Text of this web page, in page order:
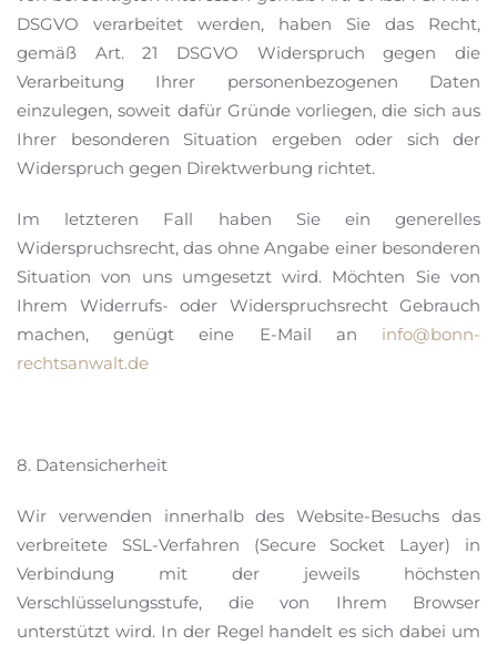
DSGVO verarbeitet werden, haben Sie das Recht,
gemäß Art. 21 DSGVO Widerspruch gegen die
Verarbeitung Ihrer personenbezogenen Daten
einzulegen, soweit dafür Gründe vorliegen, die sich aus
Ihrer besonderen Situation ergeben oder sich der
Widerspruch gegen Direktwerbung richtet.
Im letzteren Fall haben Sie ein generelles
Widerspruchsrecht, das ohne Angabe einer besonderen
Situation von uns umgesetzt wird. Möchten Sie von
Ihrem Widerrufs- oder Widerspruchsrecht Gebrauch
machen, genügt eine E-Mail an info@bonn-
rechtsanwalt.de
8. Datensicherheit
Wir verwenden innerhalb des Website-Besuchs das
verbreitete SSL-Verfahren (Secure Socket Layer) in
Verbindung mit der jeweils höchsten
Verschlüsselungsstufe, die von Ihrem Browser
unterstützt wird. In der Regel handelt es sich dabei um